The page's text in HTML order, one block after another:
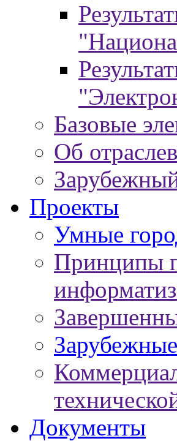
Базовые
Об
Проекты
Умные
Принципы
Документы